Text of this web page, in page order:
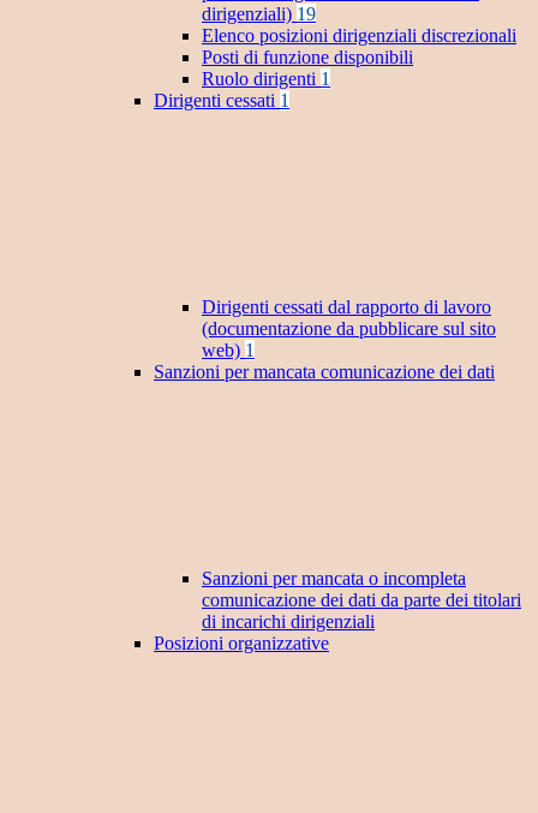
dirigenziali) 19
Elenco posizioni dirigenziali discrezionali
Posti di funzione disponibili
Ruolo dirigenti 1
Dirigenti cessati 1
Dirigenti cessati dal rapporto di lavoro
(documentazione da pubblicare sul sito
web) 1
Sanzioni per mancata comunicazione dei dati
Sanzioni per mancata o incompleta
comunicazione dei dati da parte dei titolari
di incarichi dirigenziali
Posizioni organizzative